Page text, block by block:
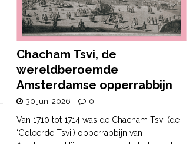
Chacham Tsvi, de
wereldberoemde
Amsterdamse opperrabbijn
30 juni 2026 0
Van 1710 tot 1714 was de Chacham Tsvi (de
‘Geleerde Tsvi’) opperrabbijn van